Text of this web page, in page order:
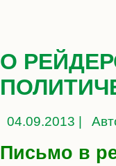
О
04.09.2013 |
Письмо в